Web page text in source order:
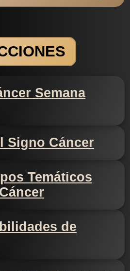
Semana
Signo Cáncer
Temáticos
de